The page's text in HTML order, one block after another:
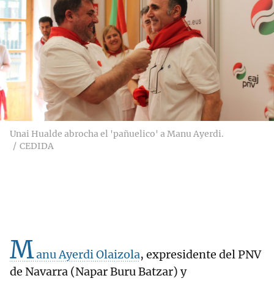
Unai Hualde abrocha el 'pañuelico' a Manu Ayerdi.
CEDIDA
Manu Ayerdi Olaizola, expresidente del PNV
de Navarra (Napar Buru Batzar) y